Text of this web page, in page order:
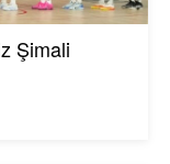
Şimali